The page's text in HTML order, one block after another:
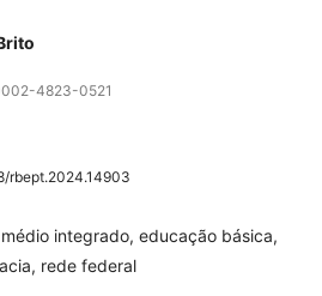
4823-0521
rbept.2024.14903
integrado, educação básica,
rede federal